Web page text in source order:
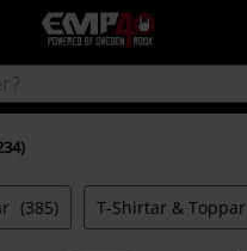
EMP
-
Musik,
TV
-
Alternativt
(385) T-Shirtar & Toppar